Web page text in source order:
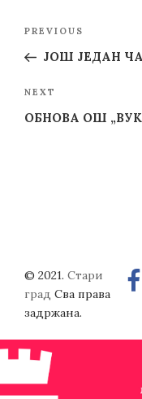
Previous
Post
PREVIOUS
ЈОШ ЈЕДАН
Next
Post
NEXT
OБНОВА ОШ
© 2021. Стари
град Сва права
задржана.